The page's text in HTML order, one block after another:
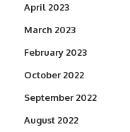
April 2023
March 2023
February 2023
October 2022
September 2022
August 2022